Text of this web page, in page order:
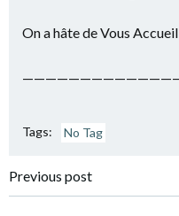
On a hâte de Vous
Tags: No Tag
Navigation
Previous post